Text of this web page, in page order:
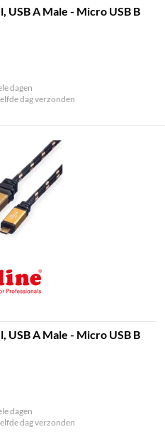
USB A Male - Micro USB B
dagen
dag verzonden
USB A Male - Micro USB B
dagen
dag verzonden